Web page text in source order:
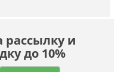
рассылку и
до 10%